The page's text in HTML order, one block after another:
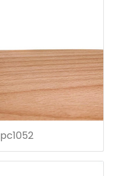
pc1052 زجاجة عطر 30 مل